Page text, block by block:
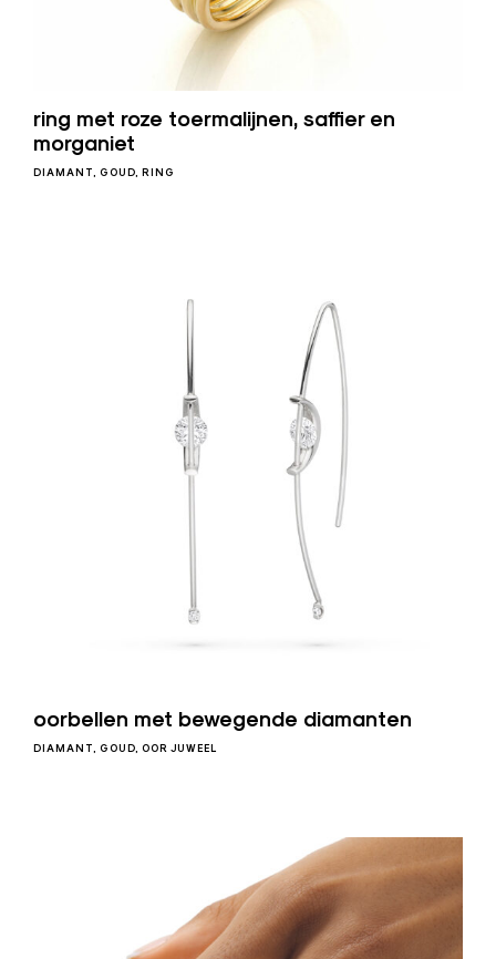
ring met roze toermalijnen, saffier en
morganiet
DIAMANT GOUD RING
oorbellen met bewegende diamanten
DIAMANT GOUD OOR JUWEEL